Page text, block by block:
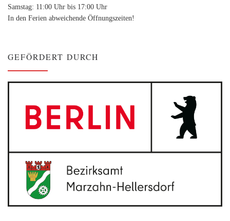
Samstag: 11:00 Uhr bis 17:00 Uhr
In den Ferien abweichende Öffnungszeiten!
GEFÖRDERT DURCH